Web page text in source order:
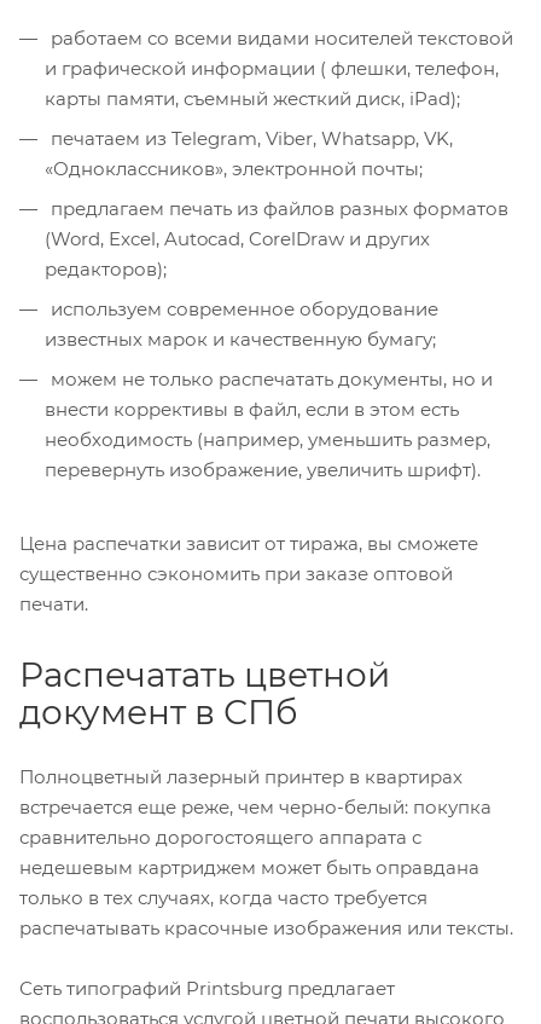
работаем со всеми видами носителей текстовой
и графической информации ( флешки, телефон,
карты памяти, съемный жесткий диск, iPad);
печатаем из Telegram, Viber, Whatsapp, VK,
«Одноклассников», электронной почты;
предлагаем печать из файлов разных форматов
(Word, Excel, Autocad, CorelDraw и других
редакторов);
используем современное оборудование
известных марок и качественную бумагу;
можем не только распечатать документы, но и
внести коррективы в файл, если в этом есть
необходимость (например, уменьшить размер,
перевернуть изображение, увеличить шрифт).
Цена распечатки зависит от тиража, вы сможете
существенно сэкономить при заказе оптовой
печати.
Распечатать цветной
документ в СПб
Полноцветный лазерный принтер в квартирах
встречается еще реже, чем черно-белый: покупка
сравнительно дорогостоящего аппарата с
недешевым картриджем может быть оправдана
только в тех случаях, когда часто требуется
распечатывать красочные изображения или тексты.
Сеть типографий Printsburg предлагает
воспользоваться услугой цветной печати высокого